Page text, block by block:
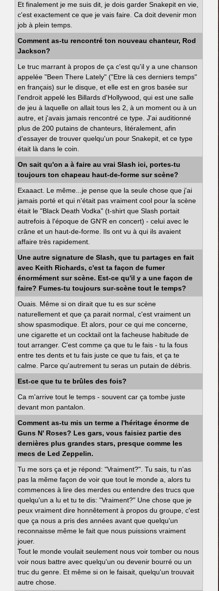
Et finalement je me suis dit, je dois garder Snakepit en vie,
c'est exactement ce que je vais faire. Ca doit devenir mon
job à plein temps.
Comment as-tu rencontré ton nouveau chanteur, Rod
Jackson?
Le truc marrant à propos de ça c'est qu'il y a une chanson
appelée "Been There Lately" ("Etre là ces derniers temps"
en français) sur le disque, et elle est en gros basée sur
l'endroit appelé les Billards d'Hollywood, qui est une salle
de jeu à laquelle on allait tous les 2, à un moment ou à un
autre, et j'avais jamais rencontré ce type. J'ai auditionné
plus de 200 putains de chanteurs, litéralement, afin
d'essayer de trouver quelqu'un pour Snakepit, et ce type
était là dans le coin.
On sait qu'on a à faire au vrai Slash ici, portes-tu
toujours ton chapeau haut-de-forme sur scène?
Exaaact. Le même...je pense que la seule chose que j'ai
jamais porté et qui n'était pas vraiment cool pour la scène
était le "Black Death Vodka" (t-shirt que Slash portait
autrefois à l'époque de GN'R en concert) - celui avec le
crâne et un haut-de-forme. Ils ont vu à qui ils avaient
affaire très rapidement.
Une autre signature de Slash, que tu partages en fait
avec Keith Richards, c'est ta façon de fumer
énormément sur scène. Est-ce qu'il y a une façon de
faire? Fumes-tu toujours sur-scène tout le temps?
Ouais. Même si on dirait que tu es sur scène
naturellement et que ça parait normal, c'est vraiment un
show spasmodique. Et alors, pour ce qui me concerne,
une cigarette et un cocktail ont la facheuse habitude de
tout arranger. C'est comme ça que tu le fais - tu la fous
entre tes dents et tu fais juste ce que tu fais, et ça te
calme. Parce qu'autrement tu seras un putain de débris.
Est-ce que tu te brûles des fois?
Ca m'arrive tout le temps - souvent car ça tombe juste
devant mon pantalon.
Comment as-tu mis un terme a l'héritage énorme de
Guns N' Roses? Les gars, vous faisiez partie des
dernières plus grandes stars, presque comme les
mecs de Led Zeppelin.
Tu me sors ça et je répond: "Vraiment?". Tu sais, tu n'as
pas la même façon de voir que tout le monde a, alors tu
commences à lire des merdes ou entendre des trucs que
quelqu'un a lu et tu te dis: "Vraiment?" Une chose que je
peux vraiment dire honnêtement à propos du groupe, c'est
que ça nous a pris des années avant que quelqu'un
reconnaisse même le fait que nous puissions vraiment
jouer.
Tout le monde voulait seulement nous voir tomber ou nous
voir nous battre avec quelqu'un ou devenir bourré ou un
truc du genre. Et même si on le faisait, quelqu'un trouvait
autre chose.